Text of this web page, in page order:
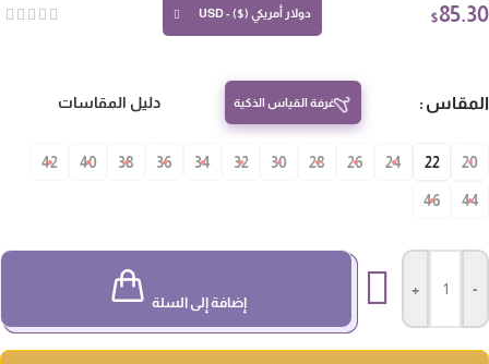
$ دولار أمريكي ($) - USD
غرفة القياس الذكية دليل المقاسات
20
22
24
26
28
30
32
34
36
38
40
42
44
46
إضافة إلى السلة